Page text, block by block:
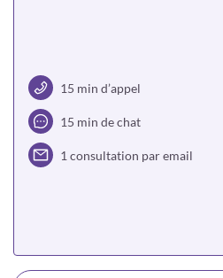
15 min d’appel
15 min de chat
1 consultation par email